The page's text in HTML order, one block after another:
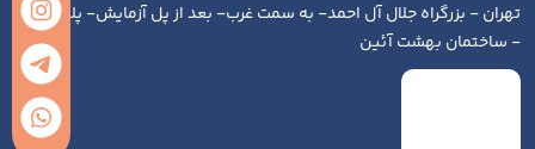
تهران - بزرگراه جلال آل احمد- به سمت غرب- بعد از پل آزمایش- پلاک ۱۹۳
- ساختمان بهشت آئین